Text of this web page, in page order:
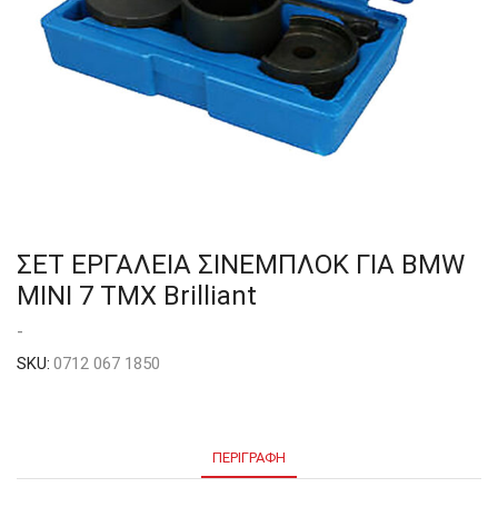
ΣΕΤ ΕΡΓΑΛΕΙΑ ΣΙΝΕΜΠΛΟΚ ΓΙΑ BMW
MINI 7 ΤΜΧ Brilliant
-
SKU: 0712 067 1850
ΠΕΡΙΓΡΑΦΉ